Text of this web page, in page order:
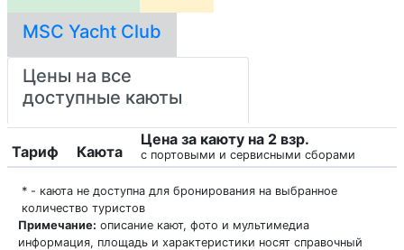
MSC Yacht Club
Цены на все
доступные каюты
Тариф Каюта
Цена за каюту на 2 взр.
с портовыми и сервисными сборами
* - каюта не доступна для бронирования на выбранное
количество туристов
Примечание: описание кают, фото и мультимедиа
информация, площадь и характеристики носят справочный